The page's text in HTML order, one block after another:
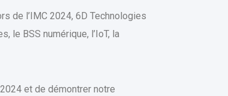
de l’IMC 2024, 6D Technologies
le BSS numérique, l’IoT, la
et de démontrer notre